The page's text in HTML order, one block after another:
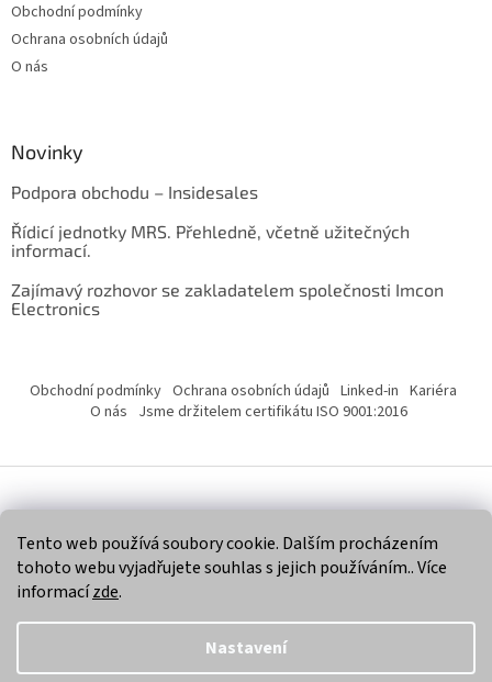
Tento web používá soubory cookie. Dalším procházením
tohoto webu vyjadřujete souhlas s jejich používáním.. Více
informacízde.
Nastavení
Obchodní podmínky
Ochrana osobních údajů
O nás
Novinky
Podpora obchodu – Insidesales
Řídicí jednotky MRS. Přehledně, včetně užitečných
informací.
Zajímavý rozhovor se zakladatelem společnosti Imcon
Electronics
Obchodní podmínky Ochrana osobních údajů Linked-in Kariéra
O nás Jsme držitelem certifikátu ISO 9001:2016
Copyright 2026